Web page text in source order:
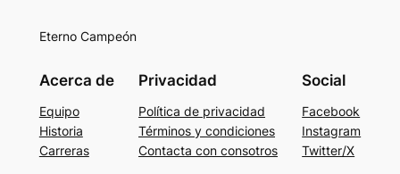
Eterno Campeón
Acerca de
Equipo
Historia
Carreras
Privacidad
Política de privacidad
Términos y condiciones
Contacta con consotros
Social
Facebook
Instagram
Twitter/X